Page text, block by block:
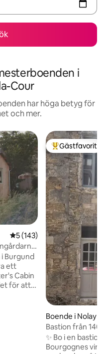
i
Cour
har höga betyg för
och mer.
5 av 5 i genomsnittligt
5 (143)
Burgund
ett
Cabin
för att
Populär
Gästfavorit
Boende i Nolay
Bastion från
nära Beaune
✨ Bo i en bastion
Bourgognes vingårdar Unna